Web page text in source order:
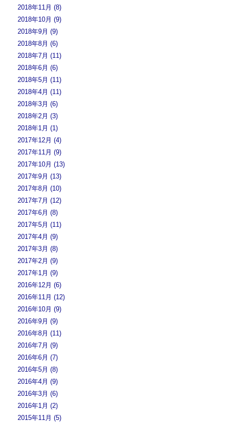
2018年11月 (8)
2018年10月 (9)
2018年9月 (9)
2018年8月 (6)
2018年7月 (11)
2018年6月 (6)
2018年5月 (11)
2018年4月 (11)
2018年3月 (6)
2018年2月 (3)
2018年1月 (1)
2017年12月 (4)
2017年11月 (9)
2017年10月 (13)
2017年9月 (13)
2017年8月 (10)
2017年7月 (12)
2017年6月 (8)
2017年5月 (11)
2017年4月 (9)
2017年3月 (8)
2017年2月 (9)
2017年1月 (9)
2016年12月 (6)
2016年11月 (12)
2016年10月 (9)
2016年9月 (9)
2016年8月 (11)
2016年7月 (9)
2016年6月 (7)
2016年5月 (8)
2016年4月 (9)
2016年3月 (6)
2016年1月 (2)
2015年11月 (5)